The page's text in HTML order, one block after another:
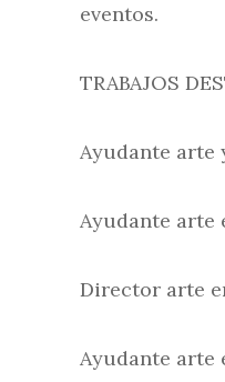
eventos.
TRABAJOS
Ayudante arte
Ayudante arte
Director arte
Ayudante arte